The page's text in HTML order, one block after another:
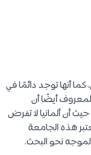
أنها توجد دائمًا في
أيضًا أن
أن ألمانيا لا تفرض
هذه الجامعة
نحو البحث.